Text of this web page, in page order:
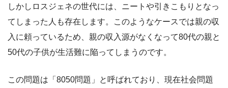
しかしロスジェネの世代には、ニートや引きこもりとなっ
てしまった人も存在します。このようなケースでは親の収
入に頼っているため、親の収入源がなくなって80代の親と
50代の子供が生活難に陥ってしまうのです。
この問題は「8050問題」と呼ばれており、現在社会問題